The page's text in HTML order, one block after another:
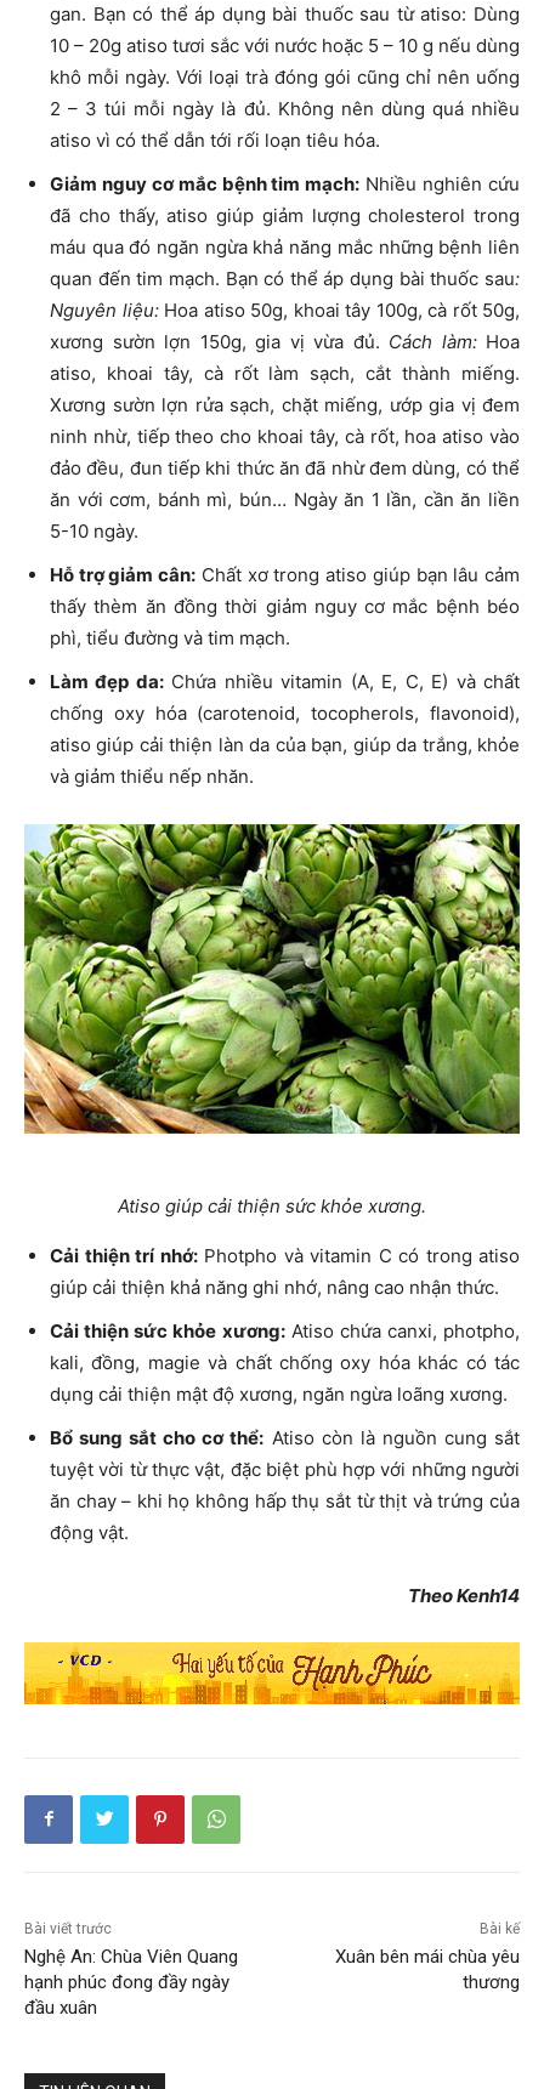
gan. Bạn có thể áp dụng bài thuốc sau từ atiso: Dùng
10 – 20g atiso tươi sắc với nước hoặc 5 – 10 g nếu dùng
khô mỗi ngày. Với loại trà đóng gói cũng chỉ nên uống
2 – 3 túi mỗi ngày là đủ. Không nên dùng quá nhiều
atiso vì có thể dẫn tới rối loạn tiêu hóa.
Giảm nguy cơ mắc bệnh tim mạch: Nhiều nghiên cứu
đã cho thấy, atiso giúp giảm lượng cholesterol trong
máu qua đó ngăn ngừa khả năng mắc những bệnh liên
quan đến tim mạch. Bạn có thể áp dụng bài thuốc sau:
Nguyên liệu:Hoa atiso 50g, khoai tây 100g, cà rốt 50g,
xương sườn lợn 150g, gia vị vừa đủ. Cách làm:Hoa
atiso, khoai tây, cà rốt làm sạch, cắt thành miếng.
Xương sườn lợn rửa sạch, chặt miếng, ướp gia vị đem
ninh nhừ, tiếp theo cho khoai tây, cà rốt, hoa atiso vào
đảo đều, đun tiếp khi thức ăn đã nhừ đem dùng, có thể
ăn với cơm, bánh mì, bún… Ngày ăn 1 lần, cần ăn liền
5-10 ngày.
Hỗ trợ giảm cân: Chất xơ trong atiso giúp bạn lâu cảm
thấy thèm ăn đồng thời giảm nguy cơ mắc bệnh béo
phì, tiểu đường và tim mạch.
Làm đẹp da:Chứa nhiều vitamin (A, E, C, E) và chất
chống oxy hóa (carotenoid, tocopherols, flavonoid),
atiso giúp cải thiện làn da của bạn, giúp da trắng, khỏe
và giảm thiểu nếp nhăn.
Atiso giúp cải thiện sức khỏe xương.
Cải thiện trí nhớ:Photpho và vitamin C có trong atiso
giúp cải thiện khả năng ghi nhớ, nâng cao nhận thức.
Cải thiện sức khỏe xương:Atiso chứa canxi, photpho,
kali, đồng, magie và chất chống oxy hóa khác có tác
dụng cải thiện mật độ xương, ngăn ngừa loãng xương.
Bổ sung sắt cho cơ thể: Atiso còn là nguồn cung sắt
tuyệt vời từ thực vật, đặc biệt phù hợp với những người
ăn chay – khi họ không hấp thụ sắt từ thịt và trứng của
động vật.
Theo Kenh14
Bài viết trước
Nghệ An: Chùa Viên Quang
hạnh phúc đong đầy ngày
đầu xuân
Bài kế
Xuân bên mái chùa yêu
thương